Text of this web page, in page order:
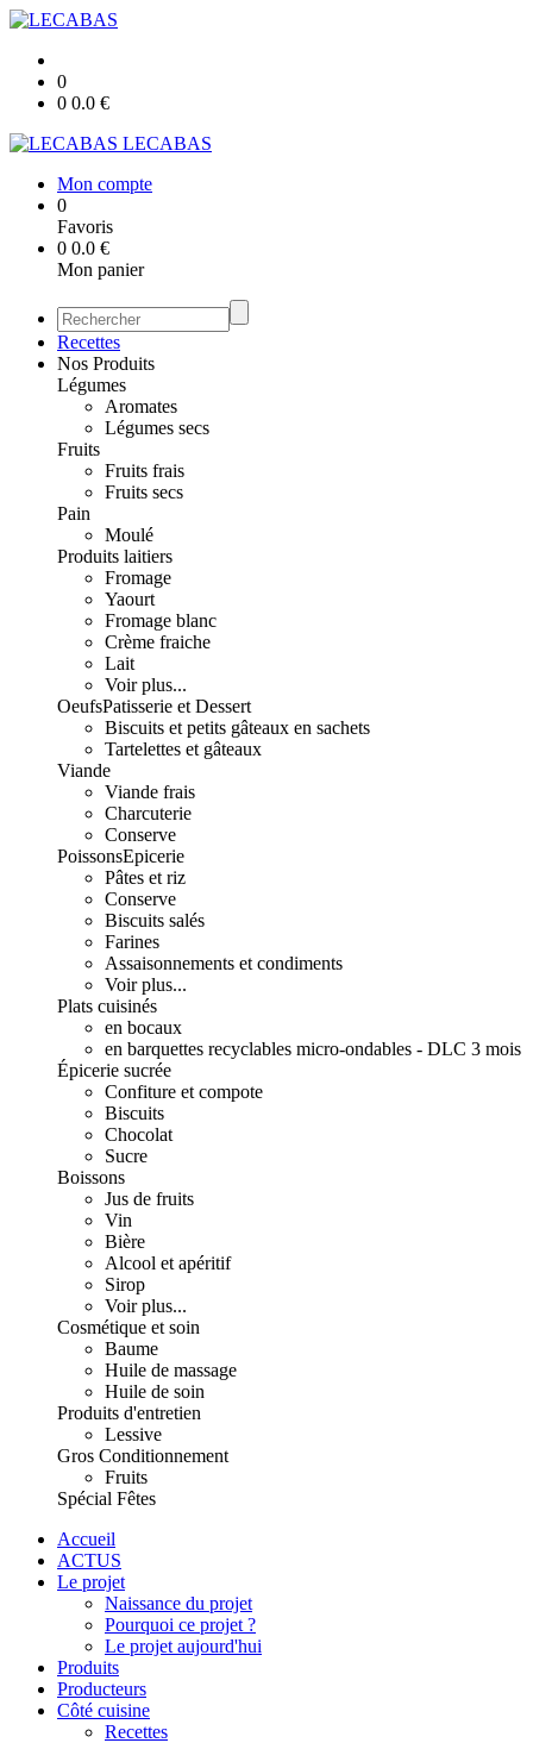
0
0 0.0 €
LECABAS
Mon compte
0
Favoris
0 0.0 €
Mon panier
Recettes
Nos Produits
Légumes
Aromates
Légumes secs
Fruits
Fruits frais
Fruits secs
Pain
Moulé
Produits laitiers
Fromage
Yaourt
Fromage blanc
Crème fraiche
Lait
Voir plus...
OeufsPatisserie et Dessert
Biscuits et petits gâteaux en sachets
Tartelettes et gâteaux
Viande
Viande frais
Charcuterie
Conserve
PoissonsEpicerie
Pâtes et riz
Conserve
Biscuits salés
Farines
Assaisonnements et condiments
Voir plus...
Plats cuisinés
en bocaux
en barquettes recyclables micro-ondables - DLC 3 mois
Épicerie sucrée
Confiture et compote
Biscuits
Chocolat
Sucre
Boissons
Jus de fruits
Vin
Bière
Alcool et apéritif
Sirop
Voir plus...
Cosmétique et soin
Baume
Huile de massage
Huile de soin
Produits d'entretien
Lessive
Gros Conditionnement
Fruits
Spécial Fêtes
Accueil
ACTUS
Le projet
Naissance du projet
Pourquoi ce projet ?
Le projet aujourd'hui
Produits
Producteurs
Côté cuisine
Recettes